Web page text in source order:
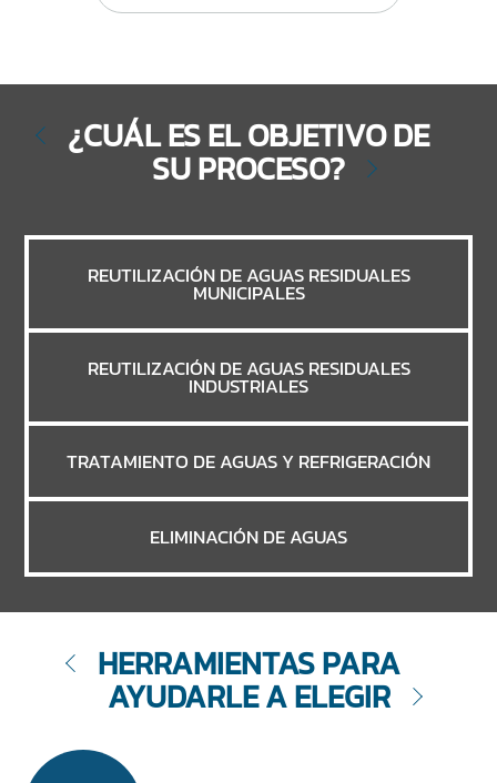
¿CUÁL ES EL OBJETIVO DE
SU PROCESO?
REUTILIZACIÓN DE AGUAS RESIDUALES
MUNICIPALES
REUTILIZACIÓN DE AGUAS RESIDUALES
INDUSTRIALES
TRATAMIENTO DE AGUAS Y REFRIGERACIÓN
ELIMINACIÓN DE AGUAS
HERRAMIENTAS PARA
AYUDARLE A ELEGIR